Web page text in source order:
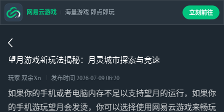
望月游戏新玩法揭秘：月灵城市探索与竞速
玩家 双余Xn 发布时间 2026-07-09 06:20
如果你的手机或者电脑内存不足以支持望月的运行，如果你
的手机游玩望月会发烫，你可以选择使用网易云游戏来畅玩
网易云游戏 海量游戏 即点即玩 立刻前往